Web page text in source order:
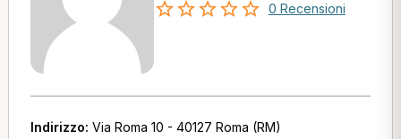
0 Recensioni
Indirizzo: Via Roma 10 - 40127 Roma (RM)